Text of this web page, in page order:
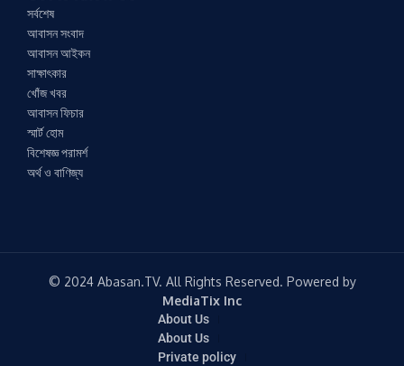
সর্বশেষ
আবাসন সংবাদ
আবাসন আইকন
সাক্ষাৎকার
খোঁজ খবর
আবাসন ফিচার
স্মার্ট হোম
বিশেষজ্ঞ পরামর্শ
অর্থ ও বাণিজ্য
© 2024 Abasan.TV. All Rights Reserved. Powered by
MediaTix Inc
About Us
About Us
Private policy